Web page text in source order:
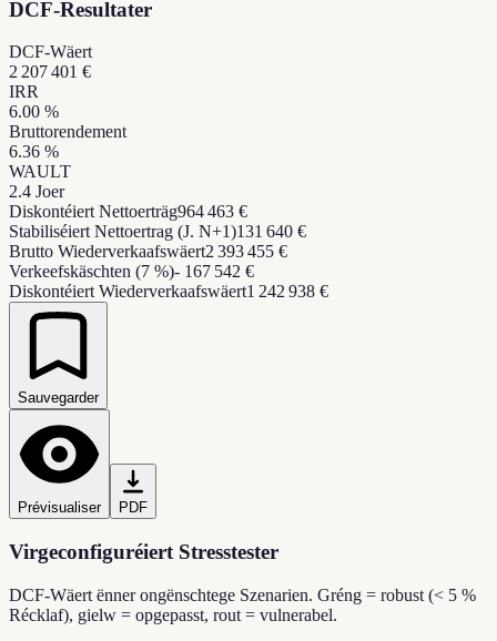
DCF-Resultater
DCF-Wäert
2 207 401 €
IRR
6.00 %
Bruttorendement
6.36 %
WAULT
2.4 Joer
Diskontéiert Nettoerträg964 463 €
Stabiliséiert Nettoertrag (J. N+1)131 640 €
Brutto Wiederverkaafswäert2 393 455 €
Verkeefskäschten (7 %)- 167 542 €
Diskontéiert Wiederverkaafswäert1 242 938 €
Sauvegarder
Prévisualiser PDF
Virgeconfiguréiert Stresstester
DCF-Wäert ënner ongënschtege Szenarien. Gréng = robust (< 5 %
Récklaf), gielw = opgepasst, rout = vulnerabel.